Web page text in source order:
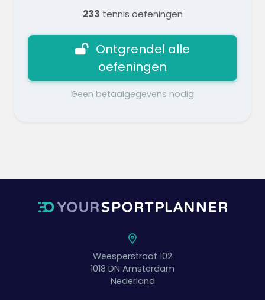
233 tennis oefeningen
Ontgrendel alle
oefeningen
Geen betaalgegevens nodig
Weesperstraat 102
1018 DN Amsterdam
Nederland